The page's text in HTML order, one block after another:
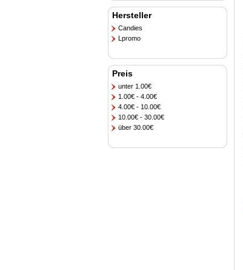
Hersteller
Candies
Lpromo
Preis
unter 1.00€
1.00€ - 4.00€
4.00€ - 10.00€
10.00€ - 30.00€
über 30.00€